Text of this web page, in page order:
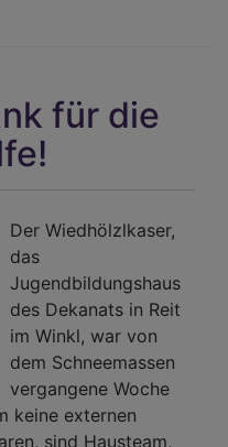
für die
Der Wiedhölzlkaser,
das
Jugendbildungshaus
des Dekanats in Reit
im Winkl, war von
dem Schneemassen
vergangene Woche
keine externen
sind Hausteam,